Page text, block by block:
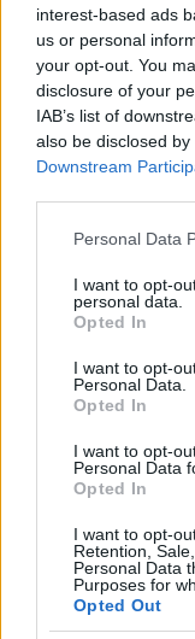
interest-based ads
us or personal
your opt-out. You
disclosure of your
IAB’s list of
also be disclosed
Downstream
Please note that
not limited to your
grant or deny
use your data for
consent section.
Personal Data
I want to opt-
personal data.
Opted In
I want to opt-
Personal Data.
Opted In
I want to opt-
Personal Data
Opted In
I want to opt-
Retention,
Personal Data
Purposes for
Opted Out
Aki amúgy azóta